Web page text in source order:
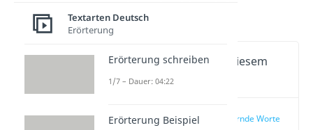
Sprüche
Wichtige Inhalte in diesem
Video
Aufmunternde Worte
Textarten Deutsch
Erörterung
Erörterung schreiben
1/7 – Dauer: 04:22
Erörterung Beispiel